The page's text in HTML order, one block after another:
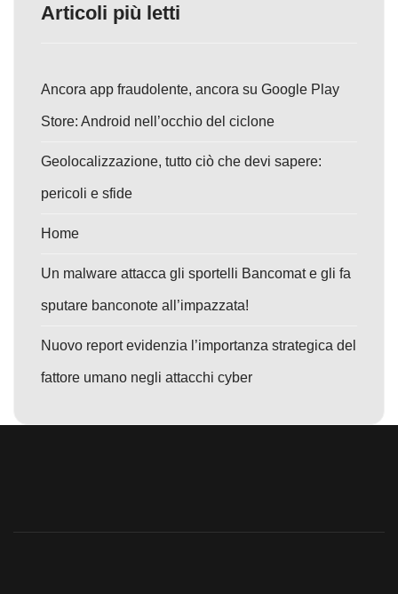
Articoli più letti
Ancora app fraudolente, ancora su Google Play
Store: Android nell’occhio del ciclone
Geolocalizzazione, tutto ciò che devi sapere:
pericoli e sfide
Home
Un malware attacca gli sportelli Bancomat e gli fa
sputare banconote all’impazzata!
Nuovo report evidenzia l’importanza strategica del
fattore umano negli attacchi cyber